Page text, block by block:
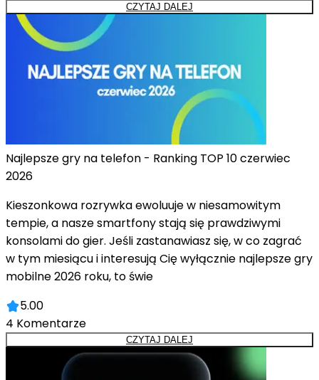
CZYTAJ DALEJ
Najlepsze gry na telefon - Ranking TOP 10 czerwiec
2026
Kieszonkowa rozrywka ewoluuje w niesamowitym
tempie, a nasze smartfony stają się prawdziwymi
konsolami do gier. Jeśli zastanawiasz się, w co zagrać
w tym miesiącu i interesują Cię wyłącznie najlepsze gry
mobilne 2026 roku, to świe
5.00
4 Komentarze
CZYTAJ DALEJ